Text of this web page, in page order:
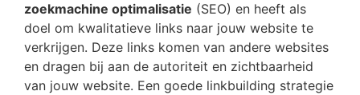
zoekmachine optimalisatie (SEO) en heeft als
doel om kwalitatieve links naar jouw website te
verkrijgen. Deze links komen van andere websites
en dragen bij aan de autoriteit en zichtbaarheid
van jouw website. Een goede linkbuilding strategie